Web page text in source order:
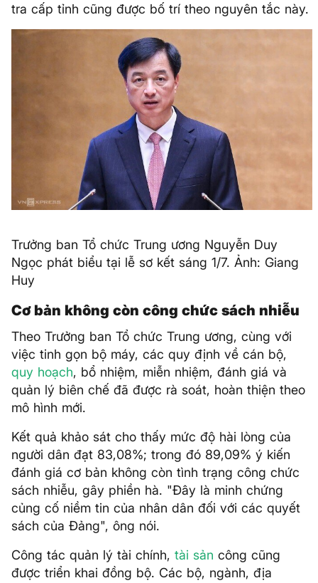
tra cấp tỉnh cũng được bố trí theo nguyên tắc này.
Trưởng ban Tổ chức Trung ương Nguyễn Duy
Ngọc phát biểu tại lễ sơ kết sáng 1/7. Ảnh: Giang
Huy
Cơ bản không còn công chức sách nhiễu
Theo Trưởng ban Tổ chức Trung ương, cùng với
việc tinh gọn bộ máy, các quy định về cán bộ,
quy hoạch, bổ nhiệm, miễn nhiệm, đánh giá và
quản lý biên chế đã được rà soát, hoàn thiện theo
mô hình mới.
Kết quả khảo sát cho thấy mức độ hài lòng của
người dân đạt 83,08%; trong đó 89,09% ý kiến
đánh giá cơ bản không còn tình trạng công chức
sách nhiễu, gây phiền hà. "Đây là minh chứng
củng cố niềm tin của nhân dân đối với các quyết
sách của Đảng", ông nói.
Công tác quản lý tài chính, tài sản công cũng
được triển khai đồng bộ. Các bộ, ngành, địa